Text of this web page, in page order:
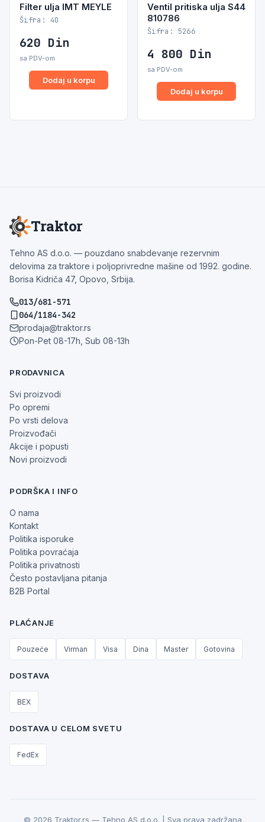
Filter ulja IMT MEYLE
Šifra: 40
620 Din
sa PDV-om
Dodaj u korpu
Ventil pritiska ulja S44
810786
Šifra: 5266
4 800 Din
sa PDV-om
Dodaj u korpu
Traktor
Tehno AS d.o.o. — pouzdano snabdevanje rezervnim
delovima za traktore i poljoprivredne mašine od 1992. godine.
Borisa Kidriča 47, Opovo, Srbija.
013/681-571
064/1184-342
prodaja@traktor.rs
Pon-Pet 08-17h, Sub 08-13h
PRODAVNICA
Svi proizvodi
Po opremi
Po vrsti delova
Proizvođači
Akcije i popusti
Novi proizvodi
PODRŠKA I INFO
O nama
Kontakt
Politika isporuke
Politika povraćaja
Politika privatnosti
Često postavljana pitanja
B2B Portal
PLAĆANJE
Pouzeće Virman Visa Dina Master Gotovina
DOSTAVA
BEX
DOSTAVA U CELOM SVETU
FedEx
© 2026 Traktor.rs — Tehno AS d.o.o. | Sva prava zadržana